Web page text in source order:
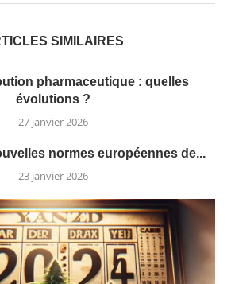
SIMILAIRES
pharmaceutique : quelles
évolutions ?
27 janvier 2026
normes européennes de...
23 janvier 2026